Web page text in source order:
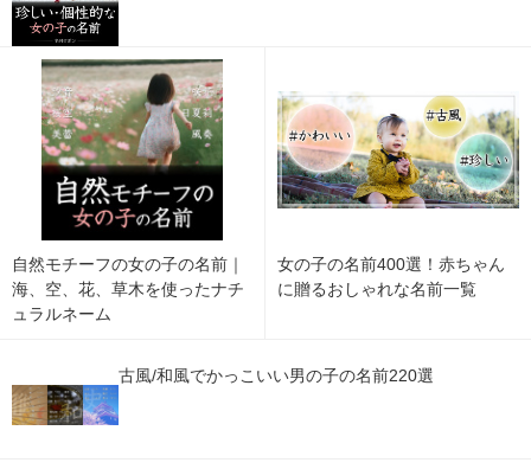
自然モチーフの女の子の名前｜
海、空、花、草木を使ったナチ
ュラルネーム
女の子の名前400選！赤ちゃん
に贈るおしゃれな名前一覧
古風/和風でかっこいい男の子の名前220選